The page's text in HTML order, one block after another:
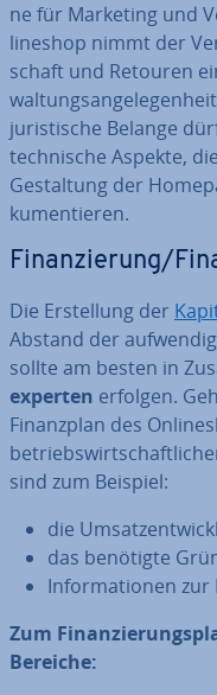
ne für Marketing und
line­shop nimmt der
schaft und Retouren
ju­ris­ti­sche Belange
tech­ni­sche Aspekte,
Ge­stal­tung der
ku­men­tie­ren.
Fi­nan­zie­rung/
Die Er­stel­lung der
Abstand der
sollte am besten in
ex­per­ten erfolgen.
Fi­nanz­plan des
sind zum Beispiel:
die
das benötigte
In­for­ma­tio­nen zur
Zum
Bereiche: